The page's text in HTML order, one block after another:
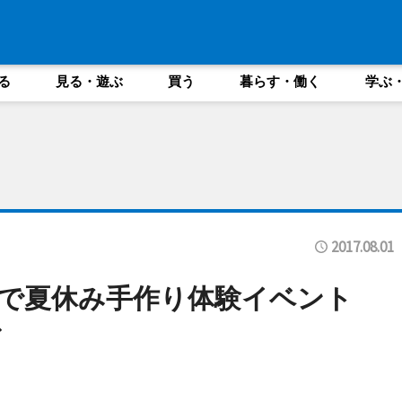
見る・遊ぶ 買う 暮らす・働く 学ぶ
2017.08.01
夏休み手作り体験イベント